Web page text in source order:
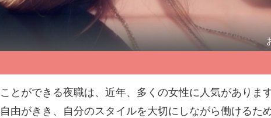
とができる夜職は、近年、多くの女性に人気がありま
由がきき、自分のスタイルを大切にしながら働けるた